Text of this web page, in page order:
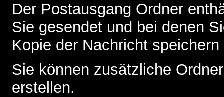
Der Postausgang Ordner
Sie gesendet und bei denen
Kopie der Nachricht
Sie können zusätzliche
erstellen.